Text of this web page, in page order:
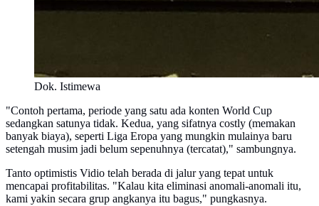
Dok. Istimewa
"Contoh pertama, periode yang satu ada konten World Cup
sedangkan satunya tidak. Kedua, yang sifatnya costly (memakan
banyak biaya), seperti Liga Eropa yang mungkin mulainya baru
setengah musim jadi belum sepenuhnya (tercatat)," sambungnya.
Tanto optimistis Vidio telah berada di jalur yang tepat untuk
mencapai profitabilitas. "Kalau kita eliminasi anomali-anomali itu,
kami yakin secara grup angkanya itu bagus," pungkasnya.